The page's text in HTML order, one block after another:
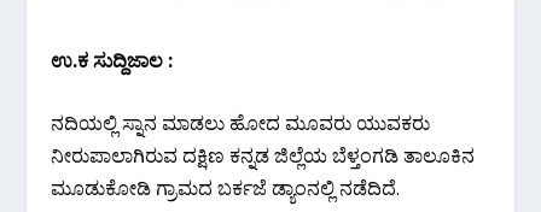
ಉ.ಕ‌ ಸುದ್ದಿಜಾಲ :
ನದಿಯಲ್ಲಿ ಸ್ನಾನ ಮಾಡಲು ಹೋದ ಮೂವರು ಯುವಕರು
ನೀರುಪಾಲಾಗಿರುವ ದಕ್ಷಿಣ ಕನ್ನಡ ಜಿಲ್ಲೆಯ ಬೆಳ್ತಂಗಡಿ ತಾಲೂಕಿನ
ಮೂಡುಕೋಡಿ ಗ್ರಾಮದ ಬರ್ಕಜೆ ಡ್ಯಾಂನಲ್ಲಿ ನಡೆದಿದೆ.